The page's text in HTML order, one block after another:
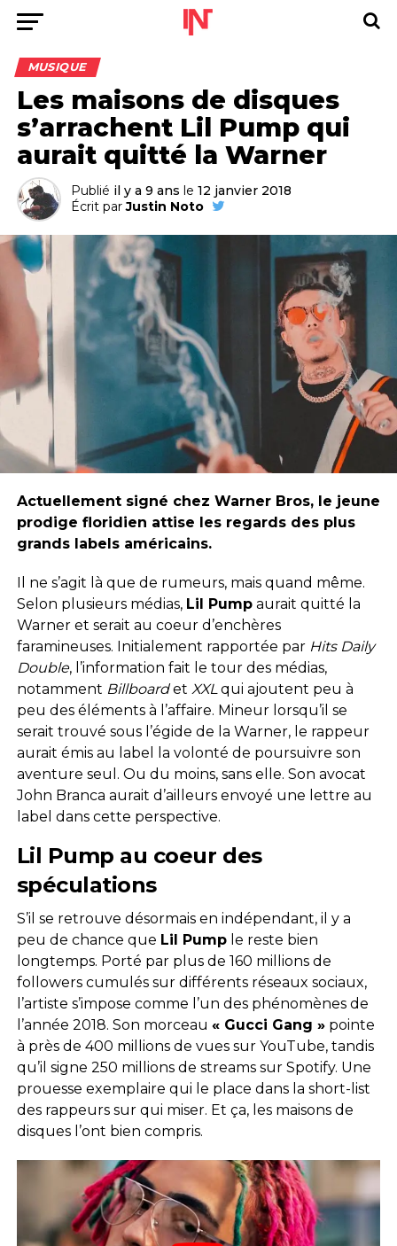
MUSIQUE
Les maisons de disques
s’arrachent Lil Pump qui
aurait quitté la Warner
Publié il y a 9 ans le 12 janvier 2018
Écrit par Justin Noto
Actuellement signé chez Warner Bros, le jeune
prodige floridien attise les regards des plus
grands labels américains.
Il ne s’agit là que de rumeurs, mais quand même.
Selon plusieurs médias, Lil Pumpaurait quitté la
Warner et serait au coeur d’enchères
faramineuses. Initialement rapportée par Hits Daily
Double, l’information fait le tour des médias,
notamment Billboardet XXLqui ajoutent peu à
peu des éléments à l’affaire. Mineur lorsqu’il se
serait trouvé sous l’égide de la Warner, le rappeur
aurait émis au label la volonté de poursuivre son
aventure seul. Ou du moins, sans elle. Son avocat
John Branca aurait d’ailleurs envoyé une lettre au
label dans cette perspective.
Lil Pump au coeur des
spéculations
S’il se retrouve désormais en indépendant, il y a
peu de chance que Lil Pumple reste bien
longtemps. Porté par plus de 160 millions de
followers cumulés sur différents réseaux sociaux,
l’artiste s’impose comme l’un des phénomènes de
l’année 2018. Son morceau « Gucci Gang »pointe
à près de 400 millions de vues sur YouTube, tandis
qu’il signe 250 millions de streams sur Spotify. Une
prouesse exemplaire qui le place dans la short-list
des rappeurs sur qui miser. Et ça, les maisons de
disques l’ont bien compris.